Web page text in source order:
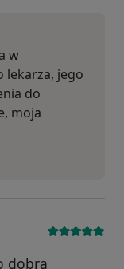
w
lekarza, jego
do
moja
dobra